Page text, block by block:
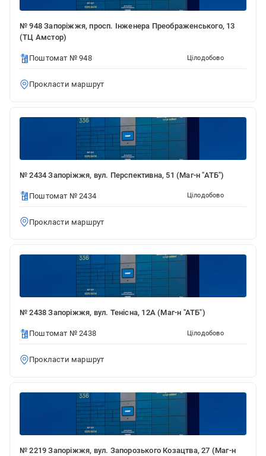
№ 948 Запоріжжя, просп. Інженера Преображенського, 13
(ТЦ Амстор)
Поштомат № 948 Цілодобово
Прокласти маршрут
№ 2434 Запоріжжя, вул. Перспективна, 51 (Маг-н "АТБ")
Поштомат № 2434 Цілодобово
Прокласти маршрут
№ 2438 Запоріжжя, вул. Тенісна, 12А (Маг-н "АТБ")
Поштомат № 2438 Цілодобово
Прокласти маршрут
№ 2219 Запоріжжя, вул. Запорозького Козацтва, 27 (Маг-н